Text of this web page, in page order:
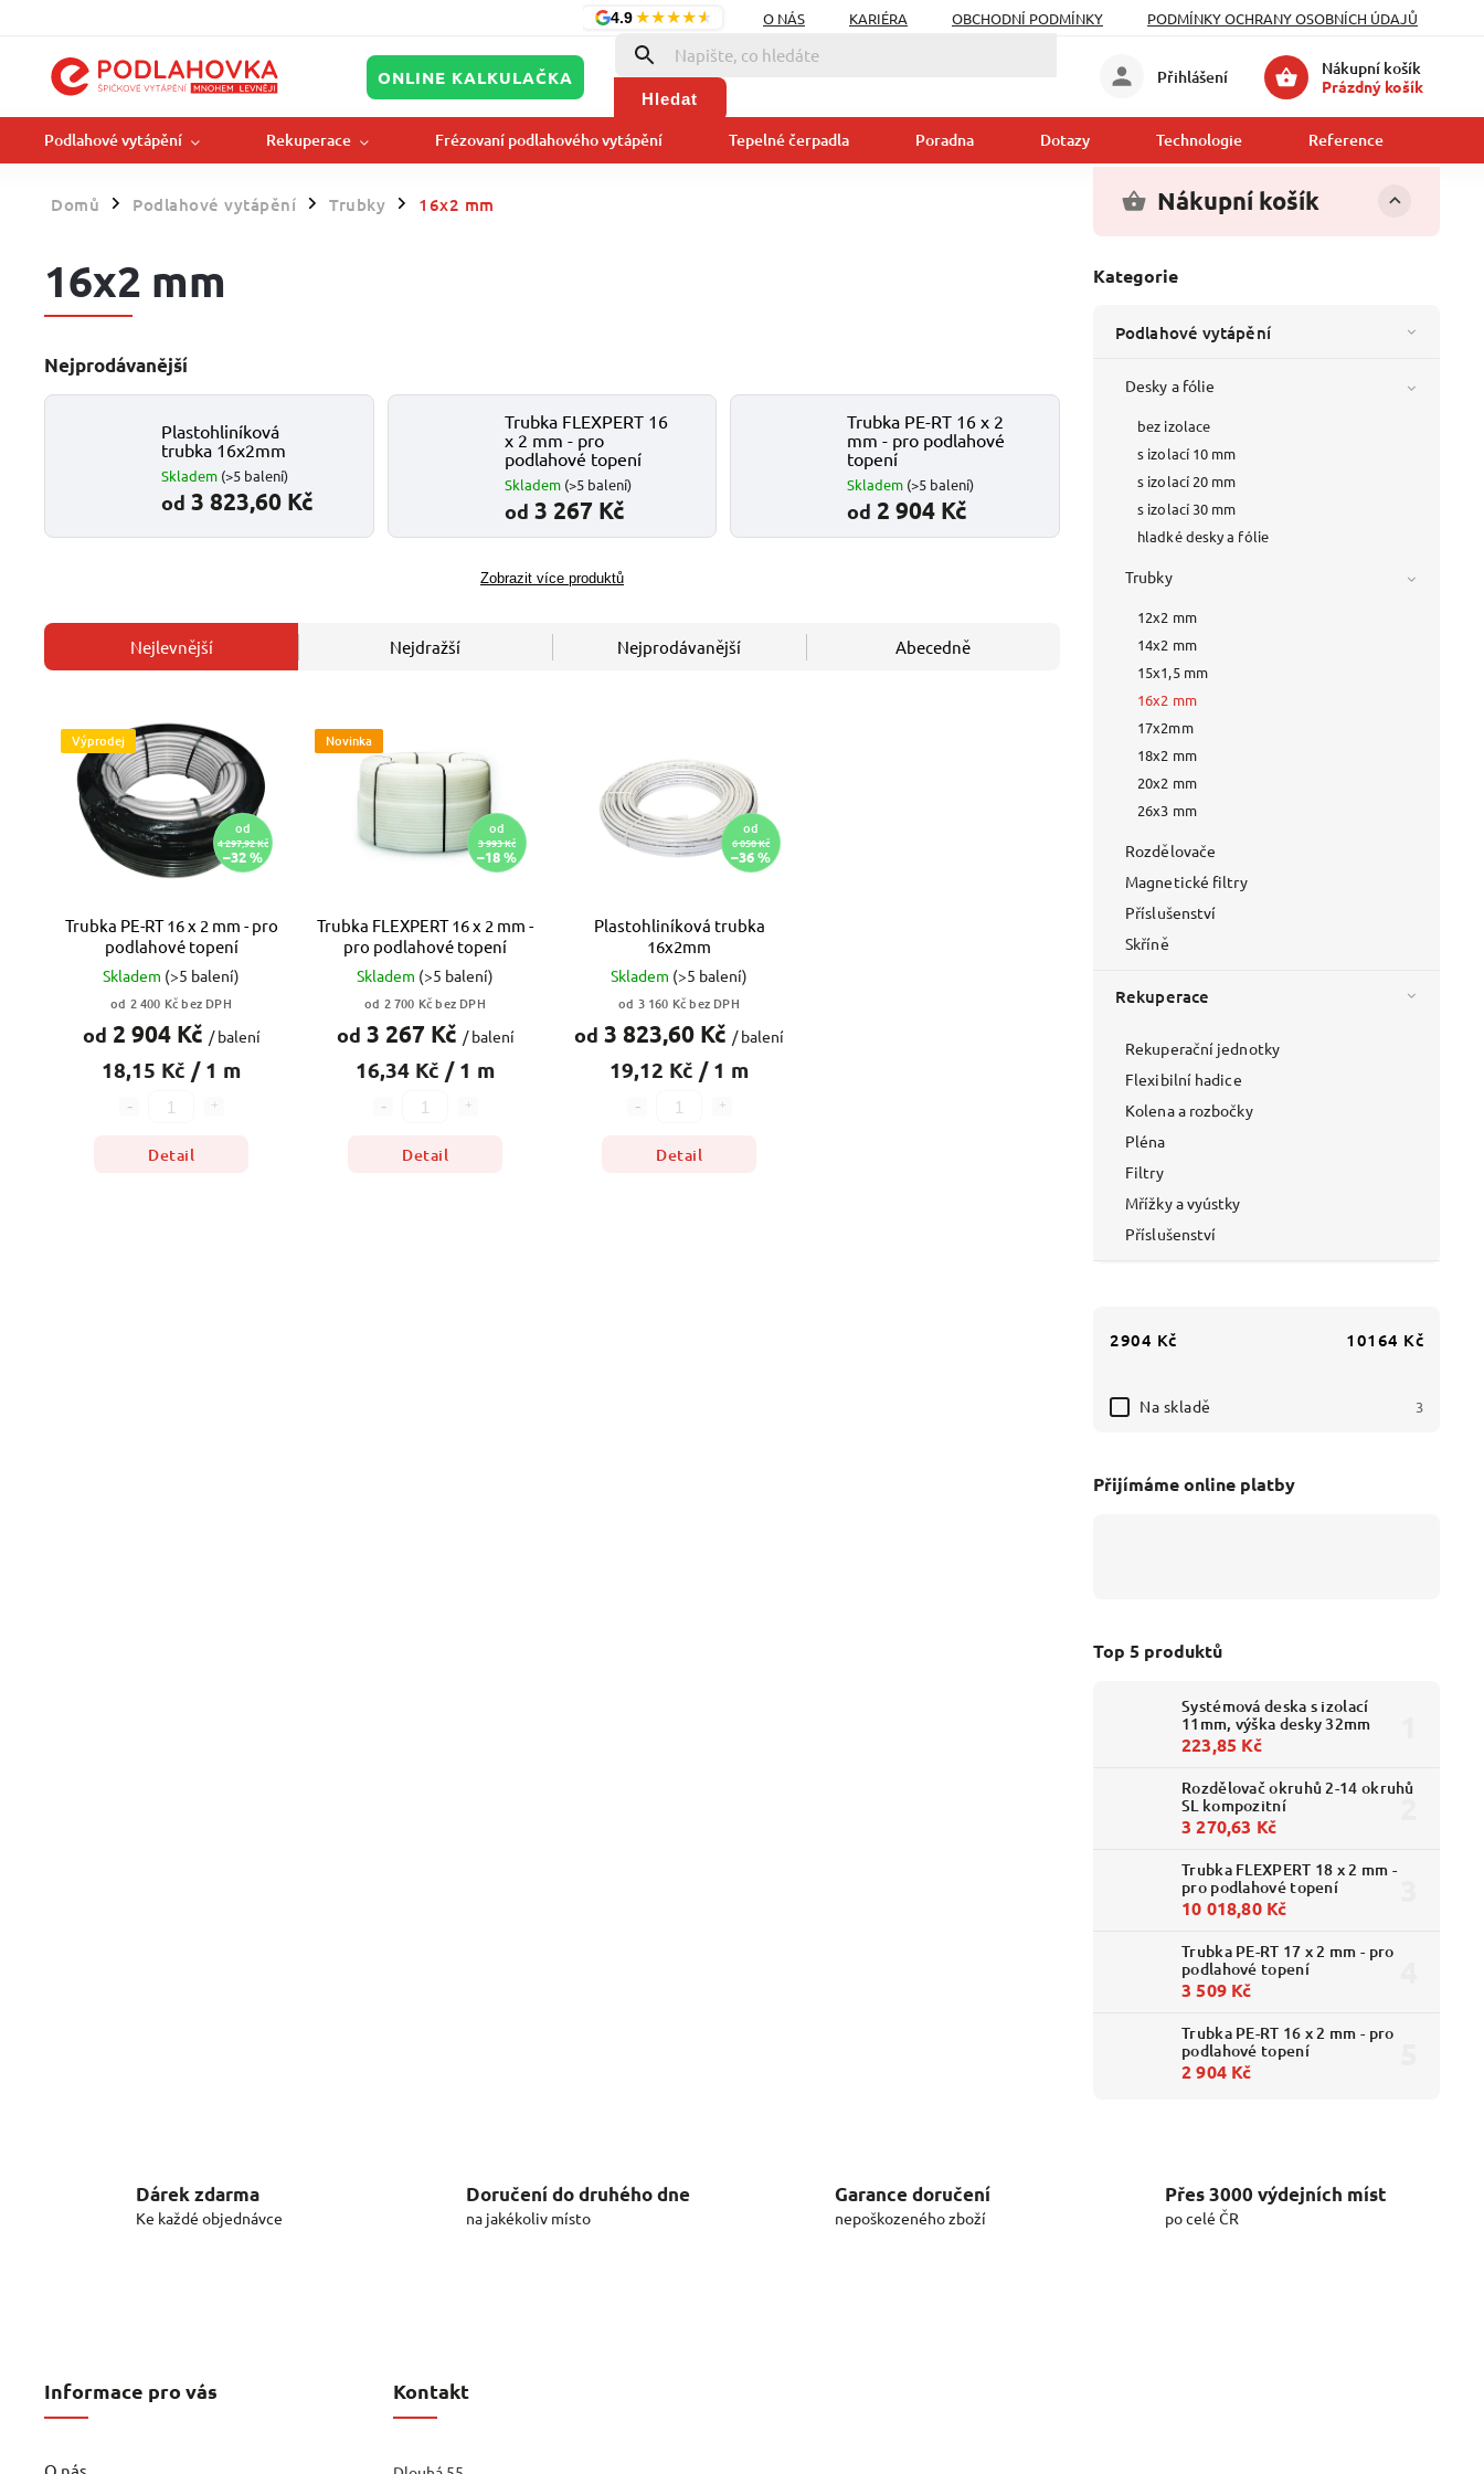
4.9★★★★★ O NÁS KARIÉRA OBCHODNÍ PODMÍNKY PODMÍNKY OCHRANY OSOBNÍCH ÚDAJŮ
ONLINE KALKULAČKA
Hledat
Nákupní košík
Prázdný košík
Přihlášení
Podlahové vytápění Rekuperace Frézovaní podlahového vytápění Tepelné čerpadla Poradna Dotazy Technologie Reference
Domů / Podlahové vytápění / Trubky / 16x2 mm Nákupní košík
Kategorie
Podlahové vytápění
Desky a fólie
bez izolace
s izolací 10 mm
s izolací 20 mm
s izolací 30 mm
hladké desky a fólie
Trubky
12x2 mm
14x2 mm
15x1,5 mm
16x2 mm
17x2mm
18x2 mm
20x2 mm
26x3 mm
Rozdělovače
Magnetické filtry
Příslušenství
Skříně
Rekuperace
Rekuperační jednotky
Flexibilní hadice
Kolena a rozbočky
Pléna
Filtry
Mřížky a vyústky
Příslušenství
2904 Kč 10164 Kč
Na skladě 3
Přijímáme online platby
Top 5 produktů
Systémová deska s izolací
11mm, výška desky 32mm
223,85 Kč
Rozdělovač okruhů 2-14 okruhů
SL kompozitní
3 270,63 Kč
Trubka FLEXPERT 18 x 2 mm -
pro podlahové topení
10 018,80 Kč
Trubka PE-RT 17 x 2 mm - pro
podlahové topení
3 509 Kč
Trubka PE-RT 16 x 2 mm - pro
podlahové topení
2 904 Kč
16x2 mm
Nejprodávanější
Plastohliníková
trubka 16x2mm
Skladem (>5 balení)
od 3 823,60 Kč
Trubka FLEXPERT 16
x 2 mm - pro
podlahové topení
Skladem (>5 balení)
od 3 267 Kč
Trubka PE-RT 16 x 2
mm - pro podlahové
topení
Skladem (>5 balení)
od 2 904 Kč
Zobrazit více produktů
Nejlevnější Nejdražší Nejprodávanější Abecedně
Výprodej
od
4 297,92 Kč
–32 %
Trubka PE-RT 16 x 2 mm - pro
podlahové topení
Skladem (>5 balení)
od 2 400 Kč bez DPH
od 2 904 Kč / balení
18,15 Kč / 1 m
Detail
Novinka
od
3 993 Kč
–18 %
Trubka FLEXPERT 16 x 2 mm -
pro podlahové topení
Skladem (>5 balení)
od 2 700 Kč bez DPH
od 3 267 Kč / balení
16,34 Kč / 1 m
Detail
od
6 050 Kč
–36 %
Plastohliníková trubka
16x2mm
Skladem (>5 balení)
od 3 160 Kč bez DPH
od 3 823,60 Kč / balení
19,12 Kč / 1 m
Detail
Dárek zdarma
Ke každé objednávce
Doručení do druhého dne
na jakékoliv místo
Garance doručení
nepoškozeného zboží
Přes 3000 výdejních míst
po celé ČR
Informace pro vás
O nás
Kontakt